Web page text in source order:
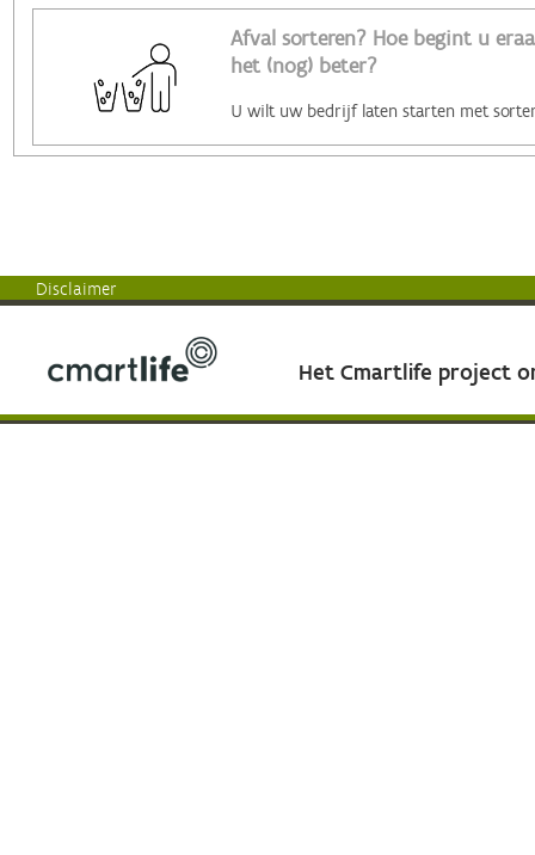
Afval sorteren? Hoe begint u
het (nog) beter?
Disclaimer
Het Cmartlife project